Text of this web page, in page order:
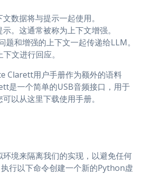
数据将与提示一起使用。
。这通常被称为上下文增强。
题和增强的上下文一起传递给LLM。
文进行回应。
Clarett用户手册作为额外的语料
是一个简单的USB音频接口，用于
以从这里下载使用手册。
境来隔离我们的实现，以避免任何
行以下命令创建一个新的Python虚